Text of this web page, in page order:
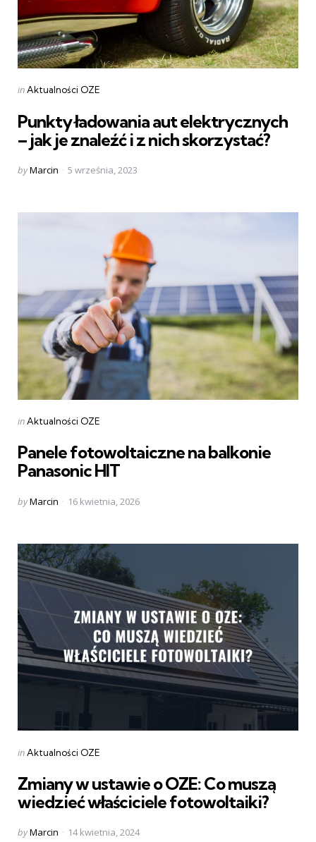
Categories
Posted
inAktualności OZE
Punkty ładowania aut elektrycznych
– jak je znaleźć i z nich skorzystać?
Posted
byMarcin 5 września, 2023
Categories
Posted
inAktualności OZE
Panele fotowoltaiczne na balkonie
Panasonic HIT
Posted
byMarcin 16 kwietnia, 2026
Categories
Posted
inAktualności OZE
Zmiany w ustawie o OZE: Co muszą
wiedzieć właściciele fotowoltaiki?
Posted
byMarcin 14 kwietnia, 2024